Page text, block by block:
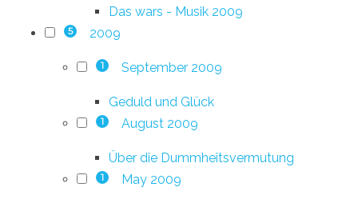
Das wars - Musik 2009
5 2009
1 September 2009
Geduld und Glück
1 August 2009
Über die Dummheitsvermutung
1 May 2009